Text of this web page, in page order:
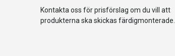
Kontakta oss för prisförslag om du vill att
produkterna ska skickas färdigmonterade.